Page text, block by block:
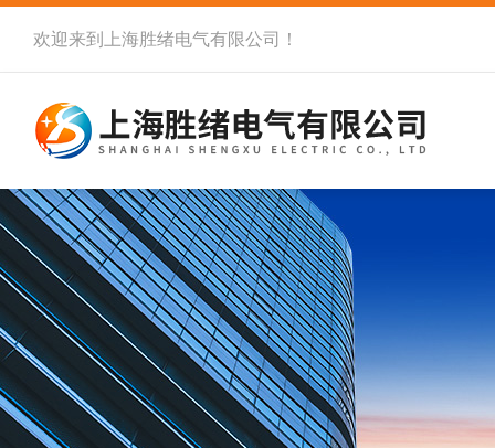
欢迎来到 上海胜绪电气有限公司 ！